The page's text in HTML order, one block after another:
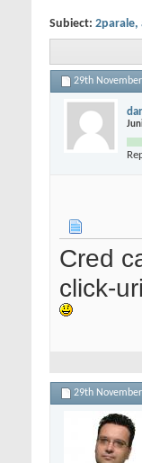
Subiect: 2parale,
29th
Cred
click-
29th